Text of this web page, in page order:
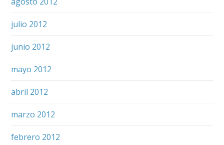
julio 2012
junio 2012
mayo 2012
abril 2012
marzo 2012
febrero 2012